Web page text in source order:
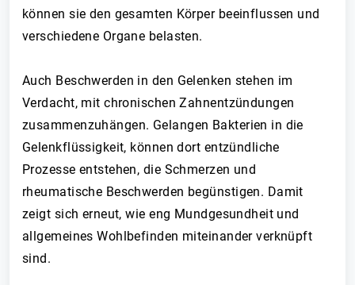
können sie den gesamten Körper beeinflussen und
verschiedene Organe belasten.
Auch Beschwerden in den Gelenken stehen im
Verdacht, mit chronischen Zahnentzündungen
zusammenzuhängen. Gelangen Bakterien in die
Gelenkflüssigkeit, können dort entzündliche
Prozesse entstehen, die Schmerzen und
rheumatische Beschwerden begünstigen. Damit
zeigt sich erneut, wie eng Mundgesundheit und
allgemeines Wohlbefinden miteinander verknüpft
sind.